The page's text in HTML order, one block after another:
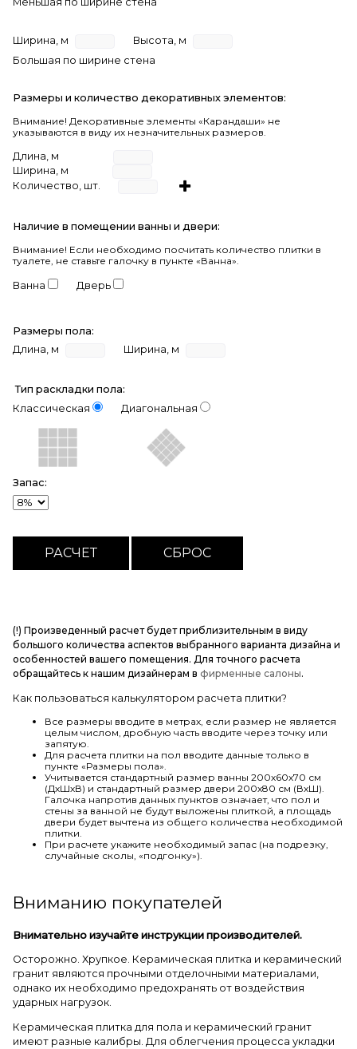
Ширина, м
Высота, м
Большая по ширине стена
Размеры и количество декоративных элементов:
Внимание! Декоративные элементы «Карандаши» не
указываются в виду их незначительных размеров.
Длина, м
Ширина, м
Количество, шт.
Наличие в помещении ванны и двери:
Внимание! Если необходимо посчитать количество плитки в
туалете, не ставьте галочку в пункте «Ванна».
Ванна Дверь
Размеры пола:
Длина, м
Ширина, м
Тип раскладки пола:
Классическая
Диагональная
Запас:
(!) Произведенный расчет будет приблизительным в виду
большого количества аспектов выбранного варианта дизайна и
особенностей вашего помещения. Для точного расчета
обращайтесь к нашим дизайнерам в фирменные салоны.
Как пользоваться калькулятором расчета плитки?
Все размеры вводите в метрах, если размер не является
целым числом, дробную часть вводите через точку или
запятую.
Для расчета плитки на пол вводите данные только в
пункте «Размеры пола».
Учитывается стандартный размер ванны 200х60х70 см
(ДхШхВ) и стандартный размер двери 200х80 см (ВхШ).
Галочка напротив данных пунктов означает, что пол и
стены за ванной не будут выложены плиткой, а площадь
двери будет вычтена из общего количества необходимой
плитки.
При расчете укажите необходимый запас (на подрезку,
случайные сколы, «подгонку»).
Вниманию покупателей
Внимательно изучайте инструкции производителей.
Осторожно. Хрупкое. Керамическая плитка и керамический
гранит являются прочными отделочными материалами,
однако их необходимо предохранять от воздействия
ударных нагрузок.
Керамическая плитка для пола и керамический гранит
имеют разные калибры. Для облегчения процесса укладки